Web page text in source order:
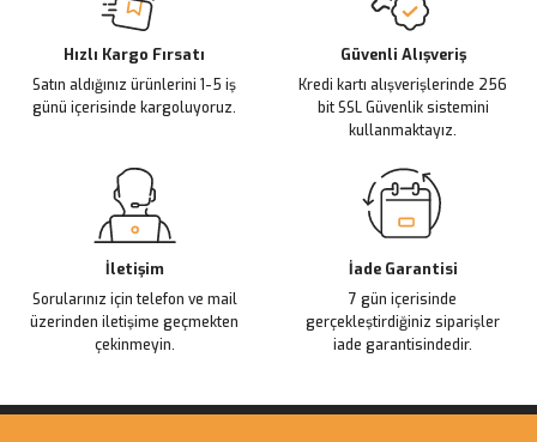
Ürün bilgilerinde hatalar bulunuyor.
Ürün fiyatı diğer sitelerden daha pahalı.
Bu ürüne benzer farklı alternatifler olmalı.
Hızlı Kargo Fırsatı
Satın aldığınız ürünlerini 1-5 iş
günü içerisinde kargoluyoruz.
Güvenli Alışveriş
Kredi kartı alışverişlerinde 256
bit SSL Güvenlik sistemini
kullanmaktayız.
İletişim
Sorularınız için telefon ve mail
üzerinden iletişime geçmekten
çekinmeyin.
İade Garantisi
7 gün içerisinde
gerçekleştirdiğiniz siparişler
iade garantisindedir.